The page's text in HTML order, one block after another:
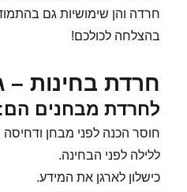
חרדה והן שימושיות גם
בהצלחה לכולכם!
חרדת בחינות –
לחרדת מבחנים הם:
חוסר הכנה לפני מבחן
ללילה לפני הבחינה.
כישלון לארגן את המידע.